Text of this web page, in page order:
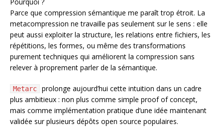
Parce que compression sémantique me paraît trop étroit. La
metacompression ne travaille pas seulement sur le sens : elle
peut aussi exploiter la structure, les relations entre fichiers, les
répétitions, les formes, ou même des transformations
purement techniques qui améliorent la compression sans
relever à proprement parler de la sémantique.
Metarc
prolonge aujourd’hui cette intuition dans un cadre
plus ambitieux : non plus comme simple proof of concept,
mais comme implémentation pratique d’une idée maintenant
validée sur plusieurs dépôts open source populaires.